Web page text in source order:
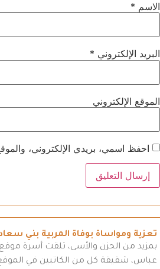
الاسم *
البريد الإلكتروني *
الموقع الإلكتروني
احفظ اسمي، بريدي الإلكتروني،
تعزية ومواساة بوفاة المربية بني
بمزيد من الحزن والأسى، تلقت أسرة موقع
عباس، شقيقة كل من الكاتبين في